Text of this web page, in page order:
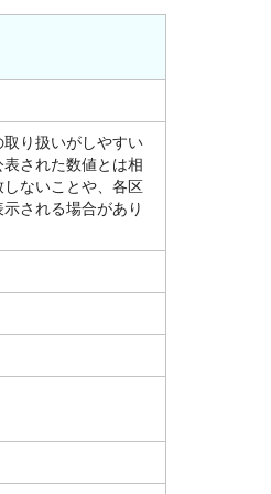
り扱いがしやすい
された数値とは相
ないことや、各区
される場合があり